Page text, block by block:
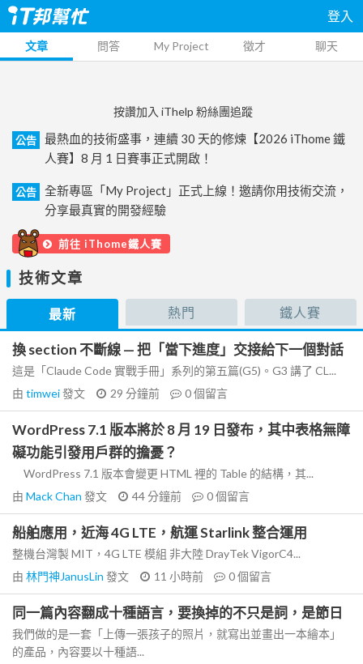
登入
文章 問答 My Project 徵才 聊天
按讚加入 iThelp 粉絲團追蹤
公告
最熱血的技術盛事，連續 30 天的修煉【2026 iThome 鐵
人賽】8 月 1 日賽事正式開啟！
公告
全新專區「My Project」正式上線！邀請你用技術交流，
分享最真實的開發經驗
前往 iThome鐵人賽
技術文章
最新 熱門 鐵人賽
換 section 不斷線 — 把「當下進度」交接給下一個對話
這是「Claude Code 實戰手冊」系列的第五篇(G5)。G3 講了 CL...
由 timwei發文 29 分鐘前 0個留言
WordPress 7.1 版本將於 8 月 19 日發布，其中表格無障
礙功能引發用戶群的擔憂？
WordPress 7.1 版本會變更 HTML 裡的 Table 的結構，其...
由 Mack Chan 發文 44 分鐘前 0個留言
船舶應用，近海 4G LTE，航運 Starlink 整合運用
整機台灣製 MIT，4G LTE 模組 非大陸 DrayTek VigorC4...
由 林門神JanusLin 發文 11 小時前 0個留言
同一篇內容翻成十種語言，要換掉的不只是詞，是節日
我們做的是一套「上傳一張孩子的照片，就寫出並畫出一本繪本」
的產品，內容要以十種語...